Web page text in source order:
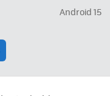
Android 15